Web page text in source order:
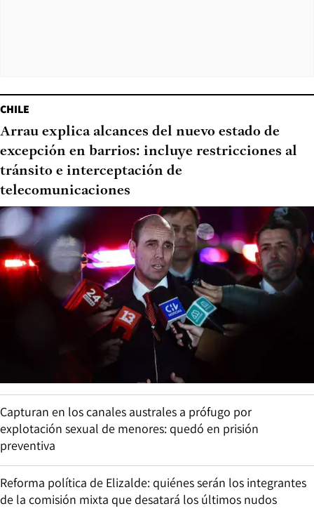
CHILE
Arrau explica alcances del nuevo estado de
excepción en barrios: incluye restricciones al
tránsito e interceptación de
telecomunicaciones
Capturan en los canales australes a prófugo por
explotación sexual de menores: quedó en prisión
preventiva
Reforma política de Elizalde: quiénes serán los integrantes
de la comisión mixta que desatará los últimos nudos